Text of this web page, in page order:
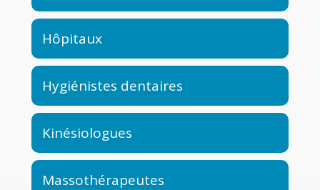
Hôpitaux
Hygiénistes dentaires
Kinésiologues
Massothérapeutes